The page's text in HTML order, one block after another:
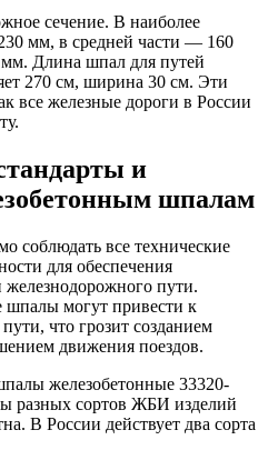
сечение. В наиболее
мм, в средней части — 160
Длина шпал для путей
270 см, ширина 30 см. Эти
все железные дороги в России
и
шпалам
соблюдать все технические
для обеспечения
железнодорожного пути.
шпалы могут привести к
что грозит созданием
движения поездов.
железобетонные 33320-
разных сортов ЖБИ изделий
В России действует два сорта